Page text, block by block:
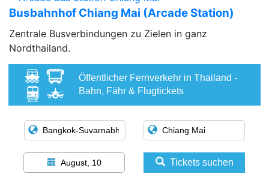
Busbahnhof Chiang Mai (Arcade Station)
Zentrale Busverbindungen zu Zielen in ganz
Nordthailand.
Öffentlicher Fernverkehr in Thailand -
Bahn, Fähr & Flugtickets
August, 10 Tickets suchen